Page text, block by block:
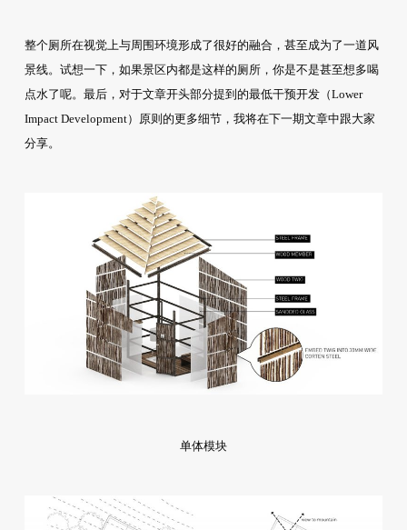
整个厕所在视觉上与周围环境形成了很好的融合，甚至成为了一道风
景线。试想一下，如果景区内都是这样的厕所，你是不是甚至想多喝
点水了呢。最后，对于文章开头部分提到的最低干预开发（Lower
Impact Development）原则的更多细节，我将在下一期文章中跟大家
分享。
单体模块